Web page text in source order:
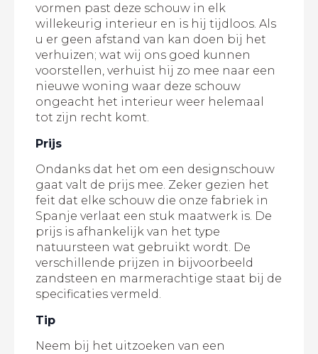
vormen past deze schouw in elk
willekeurig interieur en is hij tijdloos. Als
u er geen afstand van kan doen bij het
verhuizen; wat wij ons goed kunnen
voorstellen, verhuist hij zo mee naar een
nieuwe woning waar deze schouw
ongeacht het interieur weer helemaal
tot zijn recht komt.
Prijs
Ondanks dat het om een designschouw
gaat valt de prijs mee. Zeker gezien het
feit dat elke schouw die onze fabriek in
Spanje verlaat een stuk maatwerk is. De
prijs is afhankelijk van het type
natuursteen wat gebruikt wordt. De
verschillende prijzen in bijvoorbeeld
zandsteen en marmerachtige staat bij de
specificaties vermeld.
Tip
Neem bij het uitzoeken van een